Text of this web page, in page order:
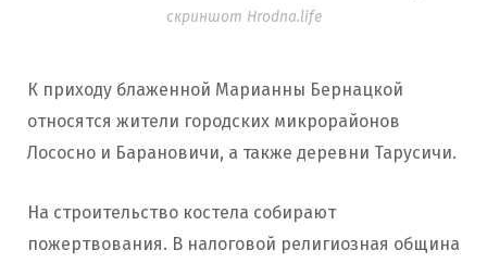
скриншот Hrodna.life
К приходу блаженной Марианны Бернацкой
относятся жители городских микрорайонов
Лососно и Барановичи, а также деревни Тарусичи.
На строительство костела собирают
пожертвования. В налоговой религиозная община